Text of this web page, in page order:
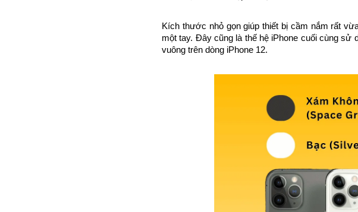
Kích thước nhỏ gọn giúp thiết bị cầm nắm rất
một tay. Đây cũng là thế hệ iPhone cuối cùng sử
vuông trên dòng iPhone 12.